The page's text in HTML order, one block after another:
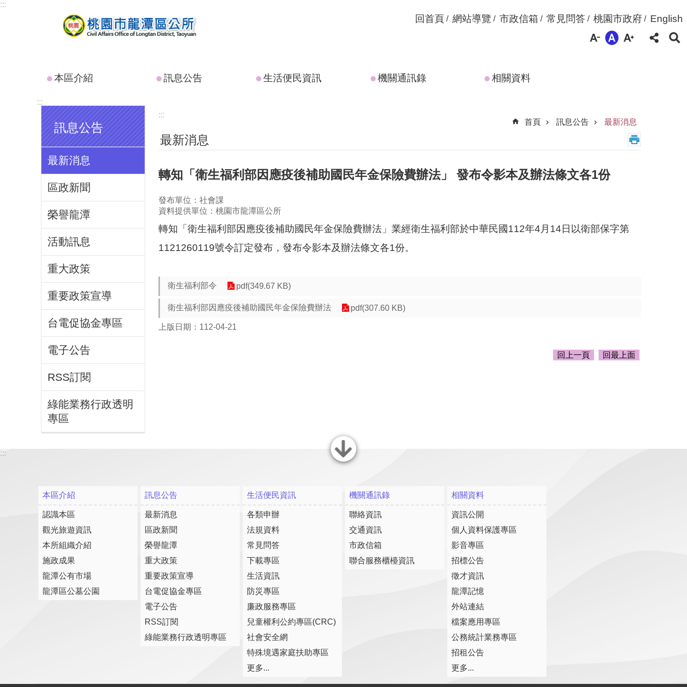
跳到主要內容區塊
:::
回首頁 網站導覽 市政信箱 常見問答 桃園市政府 English
本區介紹 訊息公告 生活便民資訊 機關通訊錄 相關資料
:::
訊息公告
最新消息
區政新聞
榮譽龍潭
活動訊息
重大政策
重要政策宣導
台電促協金專區
電子公告
RSS訂閱
綠能業務行政透明
專區
:::
首頁
訊息公告 最新消息
最新消息
轉知「衛生福利部因應疫後補助國民年金保險費辦法」 發布令影本及辦法條文各1份
發布單位：社會課
資料提供單位：桃園市龍潭區公所
轉知「衛生福利部因應疫後補助國民年金保險費辦法」業經衛生福利部於中華民國112年4月14日以衛部保字第
1121260119號令訂定發布，發布令影本及辦法條文各1份。
衛生福利部令 pdf(349.67 KB)
衛生福利部因應疫後補助國民年金保險費辦法 pdf(307.60 KB)
上版日期：112-04-21
回上一頁 回最上面
關閉
:::
本區介紹
認識本區
觀光旅遊資訊
本所組織介紹
施政成果
龍潭公有市場
龍潭區公墓公園
訊息公告
最新消息
區政新聞
榮譽龍潭
重大政策
重要政策宣導
台電促協金專區
電子公告
RSS訂閱
綠能業務行政透明專區
生活便民資訊
各類申辦
法規資料
常見問答
下載專區
生活資訊
防災專區
廉政服務專區
兒童權利公約專區(CRC)
社會安全網
特殊境遇家庭扶助專區
更多...
機關通訊錄
聯絡資訊
交通資訊
市政信箱
聯合服務櫃檯資訊
相關資料
資訊公開
個人資料保護專區
影音專區
招標公告
徵才資訊
龍潭記憶
外站連結
檔案應用專區
公務統計業務專區
招租公告
更多...